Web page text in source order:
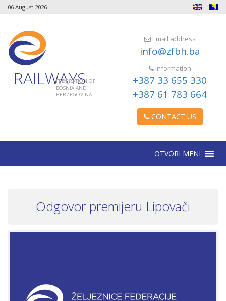
06 August 2026
RAILWAYS
FEDERATION OF
BOSNIA AND
HERZEGOVINA
Email address
info@zfbh.ba
Information
+387 33 655 330
+387 61 783 664
CONTACT US
OTVORI MENI
Odgovor premijeru Lipovači